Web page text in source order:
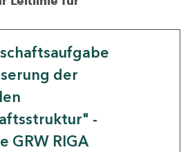
der
-
GRW RIGA